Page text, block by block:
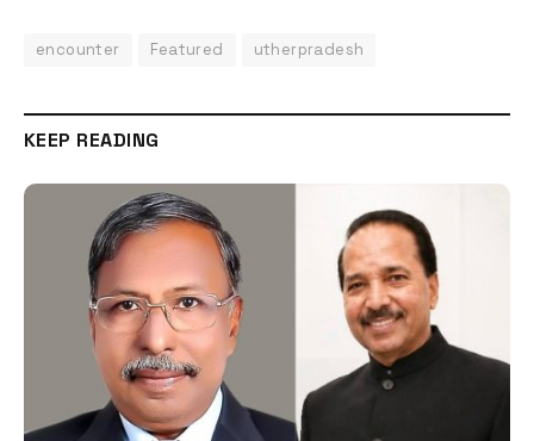
encounter Featured utherpradesh
KEEP READING